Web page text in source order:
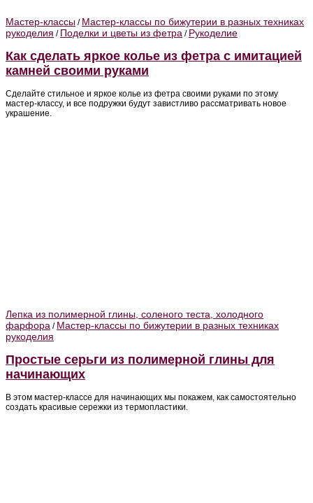
Мастер-классы / Мастер-классы по бижутерии в разных техниках
рукоделия / Поделки и цветы из фетра / Рукоделие
Как сделать яркое колье из фетра с имитацией
камней своими руками
Сделайте стильное и яркое колье из фетра своими руками по этому
мастер-классу, и все подружки будут завистливо рассматривать новое
украшение.
Лепка из полимерной глины, соленого теста, холодного
фарфора / Мастер-классы по бижутерии в разных техниках
рукоделия
Простые серьги из полимерной глины для
начинающих
В этом мастер-классе для начинающих мы покажем, как самостоятельно
создать красивые сережки из термопластики.